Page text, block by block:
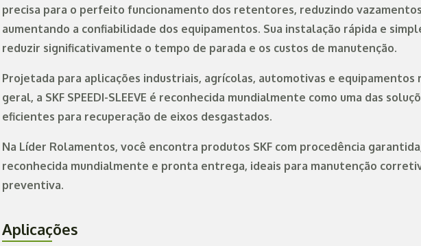
precisa para o perfeito funcionamento dos retentores, reduzindo
aumentando a confiabilidade dos equipamentos. Sua instalação rápida e
reduzir significativamente o tempo de parada e os custos de manutenção.
Projetada para aplicações industriais, agrícolas, automotivas e equipamentos
geral, a SKF SPEEDI-SLEEVE é reconhecida mundialmente como uma das
eficientes para recuperação de eixos desgastados.
Na Líder Rolamentos, você encontra produtos SKF com procedência
reconhecida mundialmente e pronta entrega, ideais para manutenção
preventiva.
Aplicações